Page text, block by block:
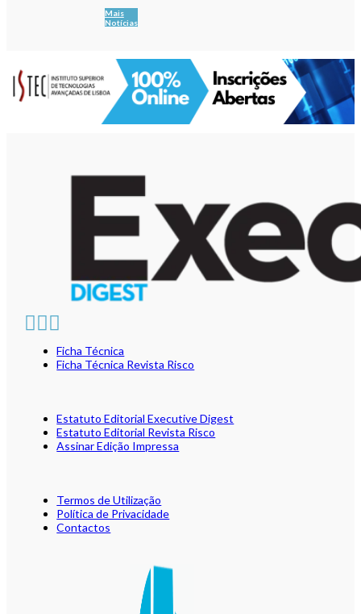
Mais
Notícias
Ficha Técnica
Ficha Técnica Revista Risco
Estatuto Editorial Executive Digest
Estatuto Editorial Revista Risco
Assinar Edição Impressa
Termos de Utilização
Política de Privacidade
Contactos